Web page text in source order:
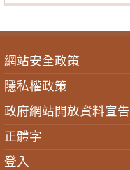
網站安全政策
隱私權政策
政府網站開放資料宣告
正體字
登入